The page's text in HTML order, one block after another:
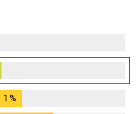
1 %